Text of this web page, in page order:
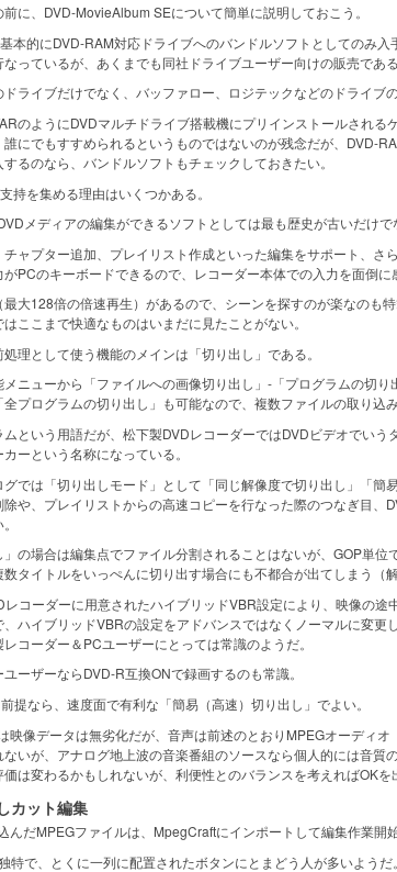
に、DVD-MovieAlbum SEについて簡単に説明しておこう。
本的にDVD-RAM対応ドライブへのバンドルソフトとしてのみ入
っているが、あくまでも同社ドライブユーザー向けの販売である
ライブだけでなく、バッファロー、ロジテックなどのドライブ
のようにDVDマルチドライブ搭載機にプリインストールされるケ
にでもすすめられるというものではないのが残念だが、DVD-
るのなら、バンドルソフトもチェックしておきたい。
を集める理由はいくつかある。
メディアの編集ができるソフトとしては最も歴史が古いだけ
ャプター追加、プレイリスト作成といった編集をサポート、さ
PCのキーボードできるので、レコーダー本体での入力を面倒に
大128倍の倍速再生）があるので、シーンを探すのが楽なのも特
ここまで快適なものはいまだに見たことがない。
理として使う機能のメインは「切り出し」である。
ニューから「ファイルへの画像切り出し」-「プログラムの切
プログラムの切り出し」も可能なので、複数ファイルの取り込
という用語だが、松下製DVDレコーダーではDVDビデオでいう
ーという名称になっている。
では「切り出しモード」として「同じ解像度で切り出し」「簡
や、プレイリストからの高速コピーを行なった際のつなぎ目
の場合は編集点でファイル分割されることはないが、GOP単位
タイトルをいっぺんに切り出す場合にも不都合が出てしまう（
コーダーに用意されたハイブリッドVBR設定により、映像の途
ハイブリッドVBRの設定をアドバンスではなくノーマルに変更
コーダー＆PCユーザーにとっては常識のようだ。
ーザーならDVD-R互換ONで録画するのも常識。
提なら、速度面で有利な「簡易（高速）切り出し」でよい。
像データは無劣化だが、音声は前述のとおりMPEGオーディオ
いが、アナログ地上波の音楽番組のソースなら個人的には音質
は変わるかもしれないが、利便性とのバランスを考えればOKを
カット編集
だMPEGファイルは、MpegCraftにインポートして編集作業開始
で、とくに一列に配置されたボタンにとまどう人が多いようだ。